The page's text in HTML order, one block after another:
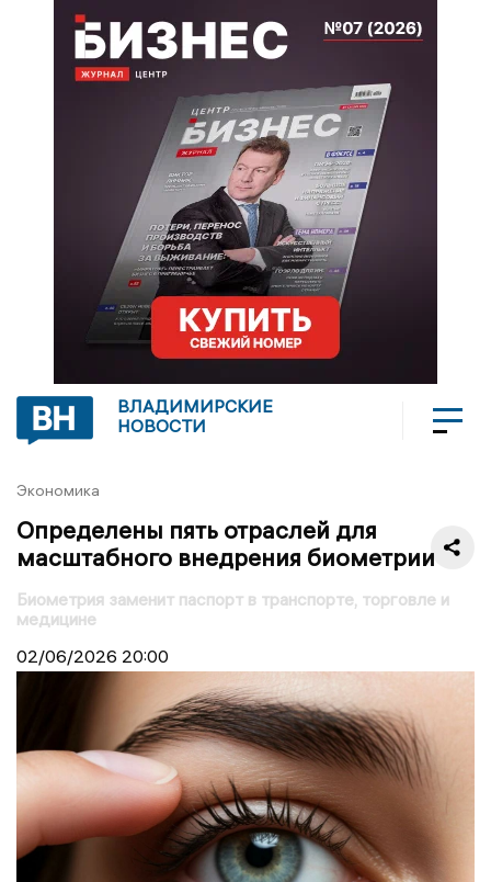
ВЛАДИМИРСКИЕ
НОВОСТИ
Экономика
Определены пять отраслей для
масштабного внедрения биометрии
Биометрия заменит паспорт в транспорте, торговле и
медицине
02/06/2026 20:00